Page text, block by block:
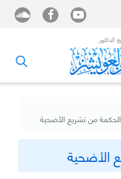
الحكمة من تشريع الأضحية
الأضحية